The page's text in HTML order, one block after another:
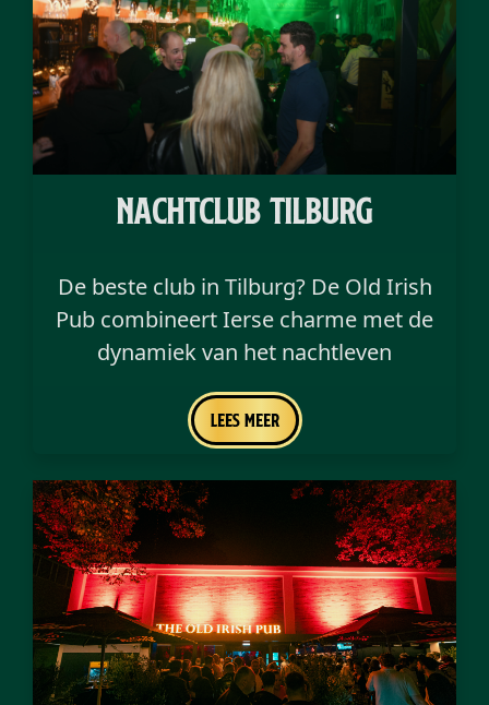
nachtclub tilburg
De beste club in Tilburg? De Old Irish
Pub combineert Ierse charme met de
dynamiek van het nachtleven
Lees meer